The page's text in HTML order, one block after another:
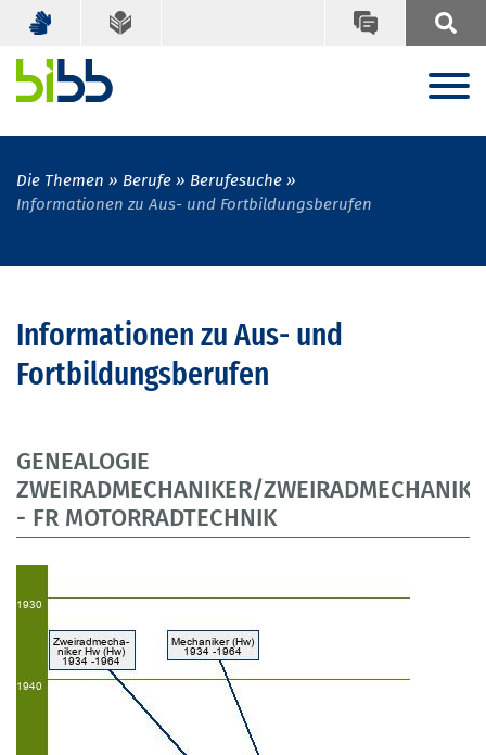
Die Themen Berufe
Berufesuche
Informationen zu Aus- und Fortbildungsberufen
Informationen zu Aus- und
Fortbildungsberufen
GENEALOGIE
ZWEIRADMECHANIKER/
- FR MOTORRADTECHNIK